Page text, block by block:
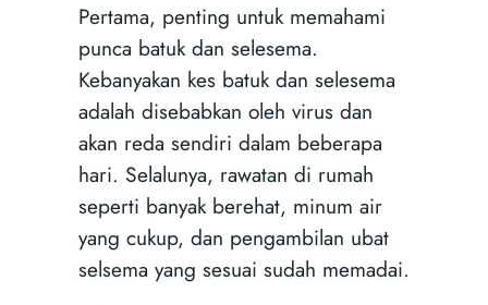
Pertama, penting untuk memahami
punca batuk dan selesema.
Kebanyakan kes batuk dan selesema
adalah disebabkan oleh virus dan
akan reda sendiri dalam beberapa
hari. Selalunya, rawatan di rumah
seperti banyak berehat, minum air
yang cukup, dan pengambilan ubat
selsema yang sesuai sudah memadai.